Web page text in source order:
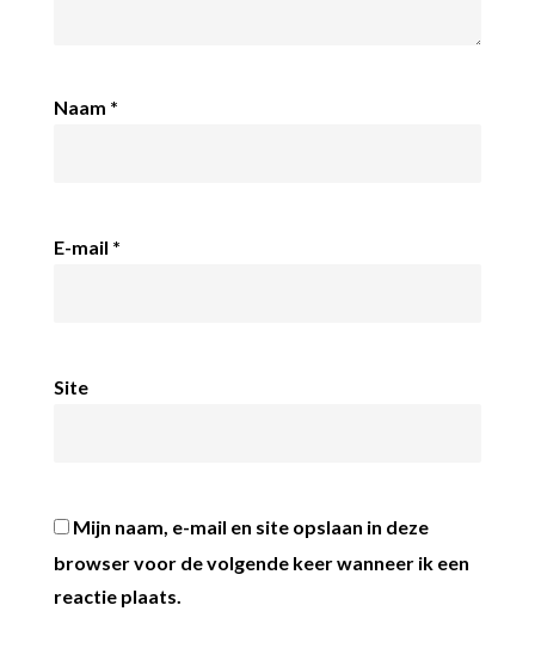
Naam *
E-mail *
Site
Mijn naam, e-mail en site opslaan in deze
browser voor de volgende keer wanneer ik een
reactie plaats.